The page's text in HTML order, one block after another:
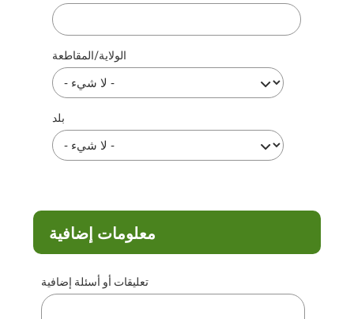
الولاية/المقاطعة
بلد
معلومات إضافية
تعليقات أو أسئلة إضافية